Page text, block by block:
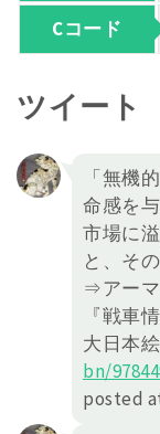
Cコード
ツイート
「無機
命感を
市場に
と、そ
⇒アー
『戦車
大日本
bn/
posted